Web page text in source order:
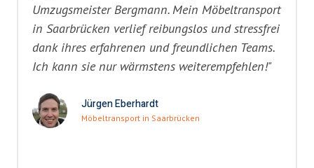
Umzugsmeister Bergmann. Mein Möbeltransport
in Saarbrücken verlief reibungslos und stressfrei
dank ihres erfahrenen und freundlichen Teams.
Ich kann sie nur wärmstens weiterempfehlen!"
Jürgen Eberhardt
Möbeltransport in Saarbrücken